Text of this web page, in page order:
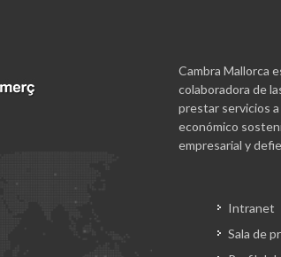
Cambra Mallorca
colaboradora de
prestar servicios
económico
empresarial y
Intranet
Sala de